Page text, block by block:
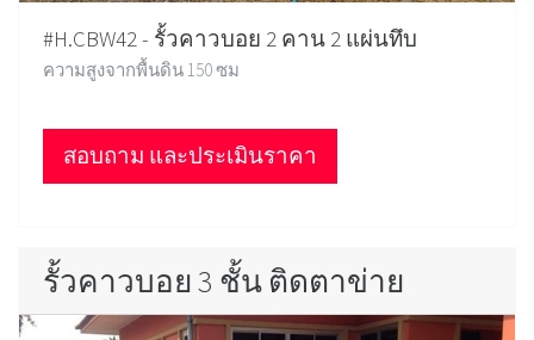
#H.CBW42 - รั้วคาวบอย 2 คาน 2 แผ่นทึบ
ความสูงจากพื้นดิน 150 ซม
สอบถาม และประเมินราคา
รั้วคาวบอย 3 ชั้น ติดตาข่าย